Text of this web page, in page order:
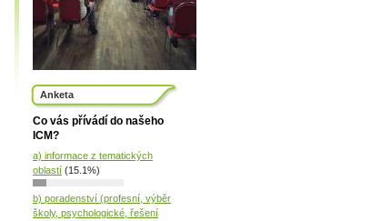
Anketa
Co vás přívádí do našeho
ICM?
a) informace z tematických
oblastí (15.1%)
b) poradenství (profesní, výběr
školy, psychologické, řešení